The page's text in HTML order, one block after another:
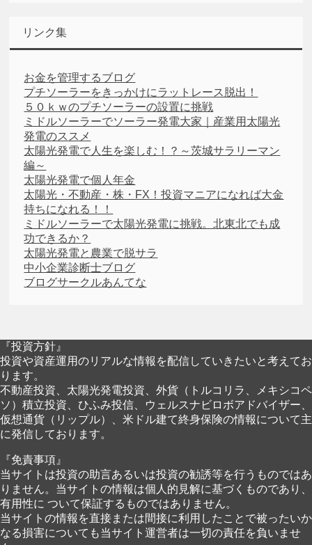
リンク集
お金を管理するブログ
プチソーラーをきっかけにラットレース脱出！
５０ｋｗのプチソーラーの設置に挑戦
ミドルソーラーでソーラー発電大家｜産業用太陽光
発電のススメ
太陽光発電で人生を楽しむ！？～茨城サラリーマン
編～
太陽光発電で個人年金
太陽光・不動産・株・FX！投資マニアになれば大金
持ちになれる！！
ミドルソーラーで太陽光発電に挑戦。北東北でも成
功できるか？
太陽光発電と農業で脱サラ
中小企業診断士ブログ
ブログサークルあんてな
『投資方針』
投資や資産運用のリアルな情報を配信していきたいと考えてお
ります。
不動産投資、太陽光発電投資、外貨（トルコリラ、メキシコペ
ソ）積立投資、ひふみ投信、ウェルスナビロボアドバイザー、
仮想通貨（リップル）、米ドル建て終身保険の情報について主
に発信しております。
『免責事項』
当サイトは投資の助言あるいは投資の勧誘等を行うものではあ
りません。当サイトの情報は個人的見解に基づくものであり、
有用性に ついて保証するものではありません。
当サイトの情報を直接または間接に利用したことで被ったいか
なる損害についても当サイト運営者は一切の責任を負いませ